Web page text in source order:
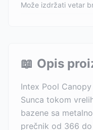
Može izdržati vetar
📖 Opis
Intex Pool
Sunca tokom
bazene sa
prečnik od 366